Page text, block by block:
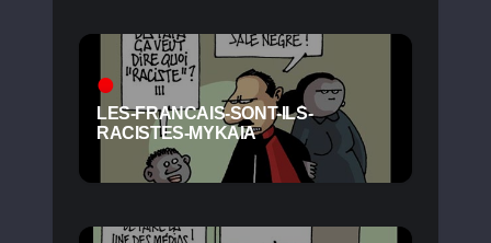
LES-FRANCAIS-SONT-ILS-
RACISTES-MYKAIA